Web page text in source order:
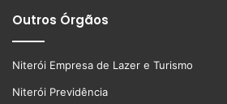
Outros Órgãos
Niterói Empresa de Lazer e Turismo
Niterói Previdência